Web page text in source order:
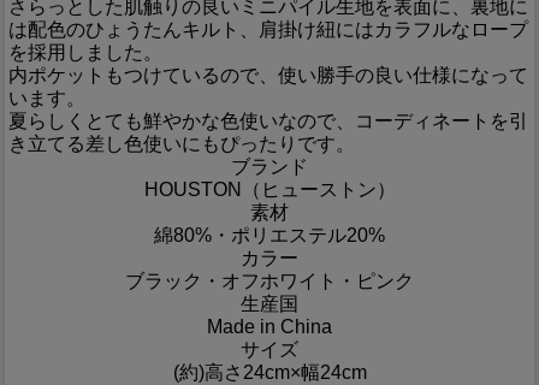
さらっとした肌触りの良いミニパイル生地を表面に、裏地に
は配色のひょうたんキルト、肩掛け紐にはカラフルなロープ
を採用しました。
内ポケットもつけているので、使い勝手の良い仕様になって
います。
夏らしくとても鮮やかな色使いなので、コーディネートを引
き立てる差し色使いにもぴったりです。
ブランド
HOUSTON（ヒューストン）
素材
綿80%・ポリエステル20%
カラー
ブラック・オフホワイト・ピンク
生産国
Made in China
サイズ
(約)高さ24cm×幅24cm